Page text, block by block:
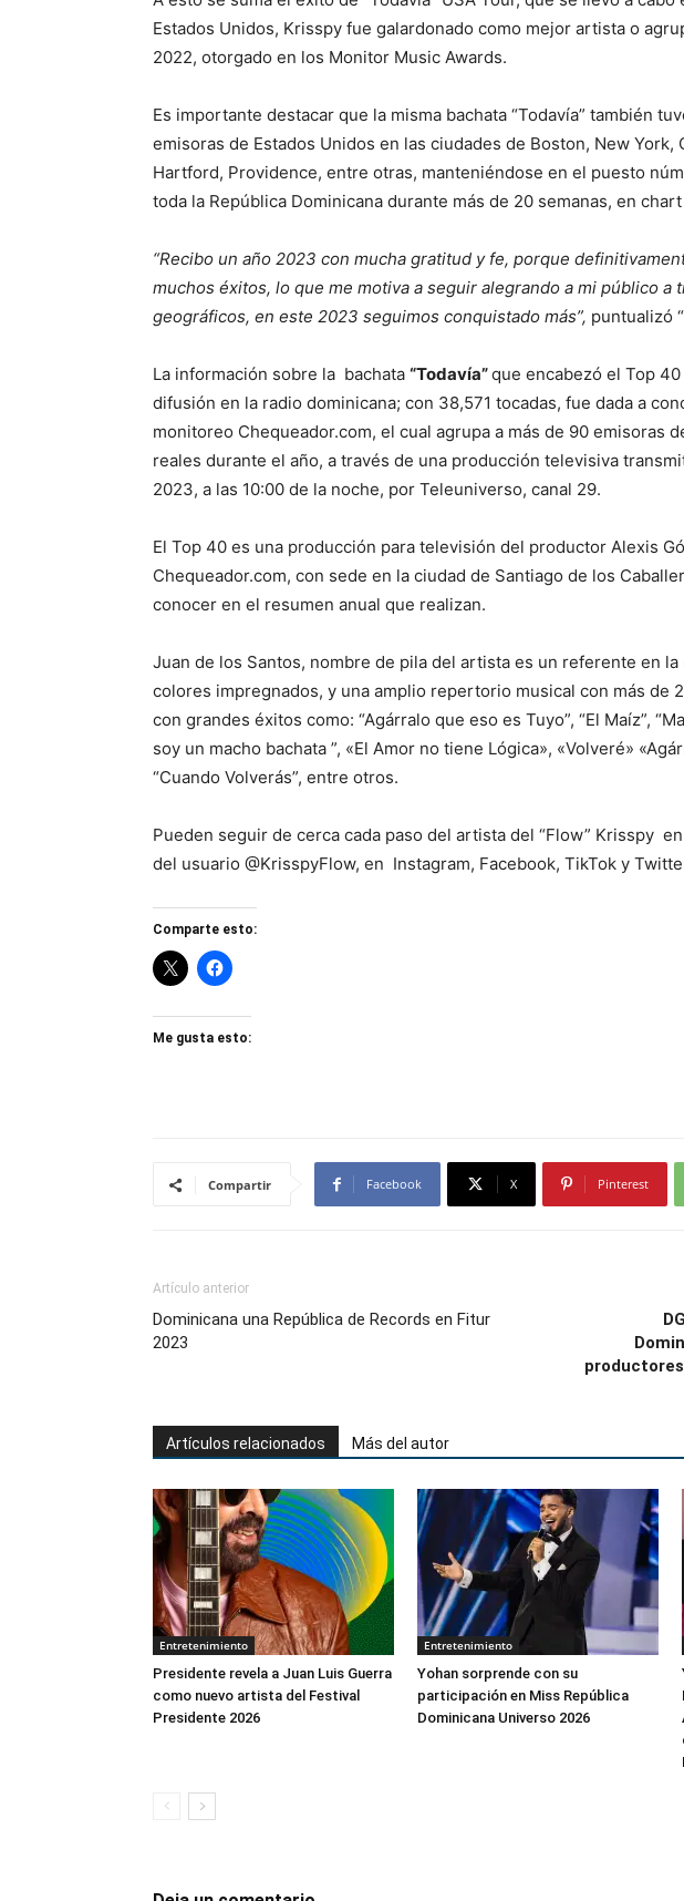
Estados Unidos, Krisspy fue galardonado como mejor artista o
2022, otorgado en los Monitor Music Awards.
Es importante destacar que la misma bachata “Todavía” también
emisoras de Estados Unidos en las ciudades de Boston, New York,
Hartford, Providence, entre otras, manteniéndose en el puesto
toda la República Dominicana durante más de 20 semanas, en
“Recibo un año 2023 con mucha gratitud y fe, porque
muchos éxitos, lo que me motiva a seguir alegrando a mi público a
geográficos, en este 2023 seguimos conquistado más”, puntualizó
La información sobre la bachata “Todavía”que encabezó el Top
difusión en la radio dominicana; con 38,571 tocadas, fue dada a
monitoreo Chequeador.com, el cual agrupa a más de 90 emisoras
reales durante el año, a través de una producción televisiva
2023, a las 10:00 de la noche, por Teleuniverso, canal 29.
El Top 40 es una producción para televisión del productor Alexis
Chequeador.com, con sede en la ciudad de Santiago de los
conocer en el resumen anual que realizan.
Juan de los Santos, nombre de pila del artista es un referente en
colores impregnados, y una amplio repertorio musical con más de
con grandes éxitos como: “Agárralo que eso es Tuyo”, “El Maíz”,
soy un macho bachata ”, «El Amor no tiene Lógica», «Volveré»
“Cuando Volverás”, entre otros.
Pueden seguir de cerca cada paso del artista del “Flow” Krisspy
del usuario @KrisspyFlow, en Instagram, Facebook, TikTok y
Comparte esto:
Me gusta esto:
Compartir Facebook X Pinterest
Artículo anterior
Dominicana una República de Records en Fitur
2023
productores
Artículos relacionados Más del autor
Entretenimiento
Presidente revela a Juan Luis Guerra
como nuevo artista del Festival
Presidente 2026
Entretenimiento
Yohan sorprende con su
participación en Miss República
Dominicana Universo 2026